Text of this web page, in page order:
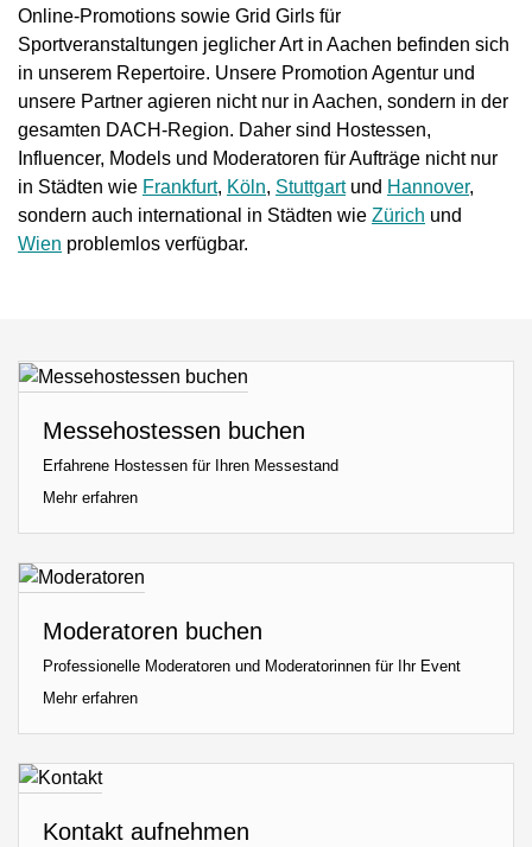
Online-Promotions sowie Grid Girls für
Sportveranstaltungen jeglicher Art in Aachen befinden sich
in unserem Repertoire. Unsere Promotion Agentur und
unsere Partner agieren nicht nur in Aachen, sondern in der
gesamten DACH-Region. Daher sind Hostessen,
Influencer, Models und Moderatoren für Aufträge nicht nur
in Städten wie Frankfurt, Köln, Stuttgartund Hannover,
sondern auch international in Städten wie Zürich und
Wien problemlos verfügbar.
Messehostessen buchen
Erfahrene Hostessen für Ihren Messestand
Mehr erfahren
Moderatoren buchen
Professionelle Moderatoren und Moderatorinnen für Ihr Event
Mehr erfahren
Kontakt aufnehmen